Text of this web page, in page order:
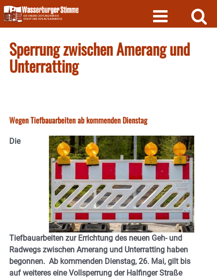
Skip
to
content
Sperrung zwischen Amerang und
Unterratting
Wegen Tiefbauarbeiten ab kommenden Dienstag
Die
Tiefbauarbeiten zur Errichtung des neuen Geh- und
Radwegs zwischen Amerang und Unterratting haben
begonnen. Ab kommenden Dienstag, 26. Mai, gilt bis
auf weiteres eine Vollsperrung der Halfinger Straße